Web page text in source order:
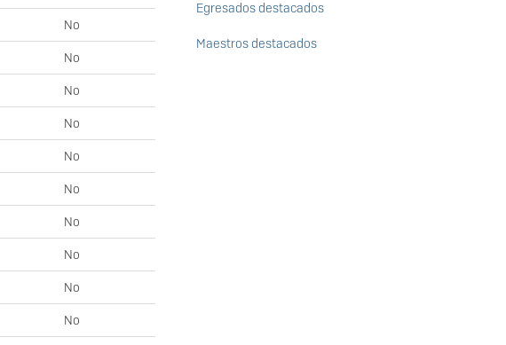
No
No
No
No
No
No
No
No
No
No
Egresados destacados
Maestros destacados